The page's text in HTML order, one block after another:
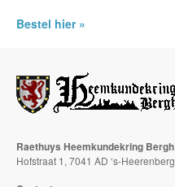
Bestel hier »
Raethuys Heemkundekring Bergh
Hofstraat 1, 7041 AD ‘s-Heerenberg